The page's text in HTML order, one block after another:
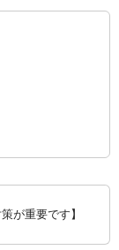
が重要です】